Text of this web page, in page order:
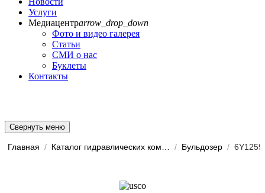
Услуги
Медиацентрarrow_drop_down
Фото и видео галерея
Статьи
СМИ о нас
Буклеты
Контакты
Свернуть меню
Главная / / Бульдозер / 6Y1259